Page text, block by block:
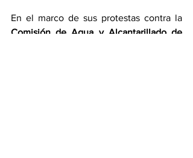
Comisión de Agua y Alcantarillado de